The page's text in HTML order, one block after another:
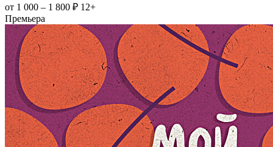
от 1 000 – 1 800 ₽ 12+
Премьера